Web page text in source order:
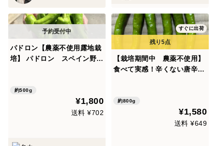
パドロン【農薬不使用露地栽
培】 パドロン スペイン野
約500g
¥1,800
送料 ¥702
すぐに出荷
【栽培期間中 農薬不使用】
食べて実感！辛くない唐辛子
約800g
¥1,580
送料 ¥649